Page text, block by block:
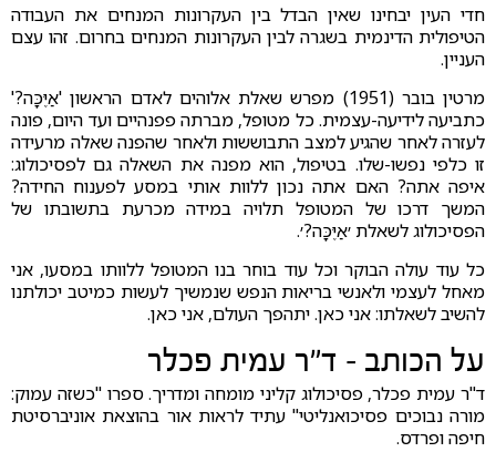
חדי העין יבחינו שאין הבדל בין העקרונות המנחים את העבודה
הטיפולית הדינמית בשגרה לבין העקרונות המנחים בחרום. זהו עצם
העניין.
מרטין בובר (1951) מפרש שאלת אלוהים לאדם הראשון 'אַיֶּכָּה?'
כתביעה לידיעה-עצמית. כל מטופל, מברתה פפנהיים ועד היום, פונה
לעזרה לאחר שהגיע למצב התבוששות ולאחר שהפנה שאלה מרעידה
זו כלפי נפשו-שלו. בטיפול, הוא מפנה את השאלה גם לפסיכולוג:
איפה אתה? האם אתה נכון ללוות אותי במסע לפענוח החידה?
המשך דרכו של המטופל תלויה במידה מכרעת בתשובתו של
הפסיכולוג לשאלת ׳אַיֶּכָּה?׳.
כל עוד עולה הבוקר וכל עוד בוחר בנו המטופל ללוותו במסעו, אני
מאחל לעצמי ולאנשי בריאות הנפש שנמשיך לעשות כמיטב יכולתנו
להשיב לשאלתו: אני כאן. יתהפך העולם, אני כאן.
על הכותב – ד״ר עמית פכלר
ד"ר עמית פכלר, פסיכולוג קליני מומחה ומדריך. ספרו "כשזה עמוק:
מורה נבוכים פסיכואנליטי" עתיד לראות אור בהוצאת אוניברסיטת
חיפה ופרדס.